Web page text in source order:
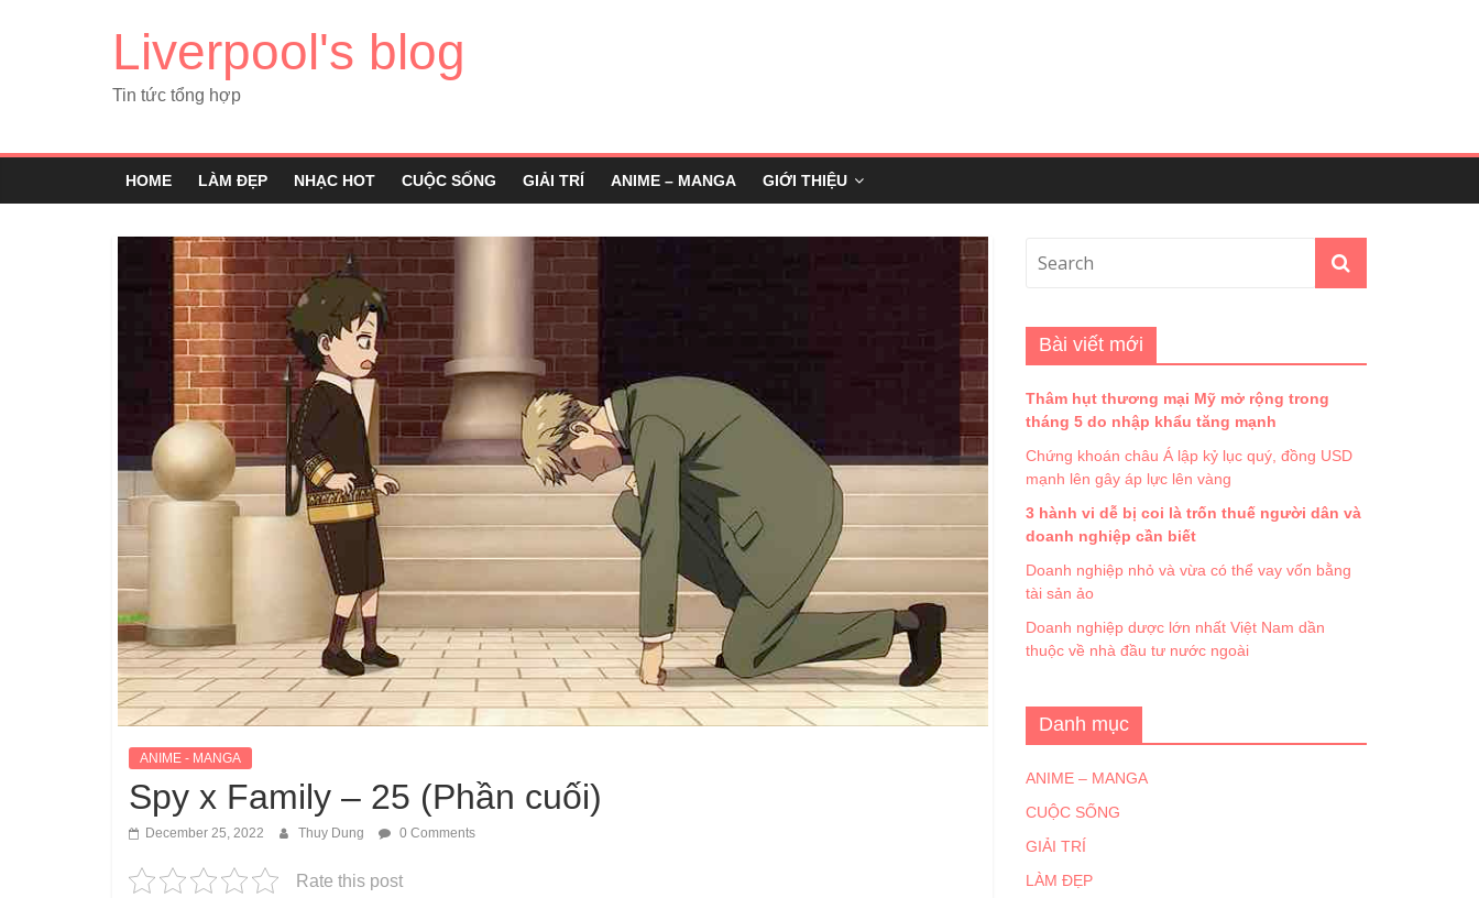
Liverpool's blog
Tin tức tổng hợp
HOME LÀM ĐẸP NHẠC HOT CUỘC SỐNG GIẢI TRÍ ANIME – MANGA GIỚI THIỆU
ANIME - MANGA
Spy x Family – 25 (Phần cuối)
December 25, 2022 Thuy Dung 0 Comments
Rate this post
Bài viết mới
Thâm hụt thương mại Mỹ mở rộng trong
tháng 5 do nhập khẩu tăng mạnh
Chứng khoán châu Á lập kỷ lục quý, đồng USD
mạnh lên gây áp lực lên vàng
3 hành vi dễ bị coi là trốn thuế người dân và
doanh nghiệp cần biết
Doanh nghiệp nhỏ và vừa có thể vay vốn bằng
tài sản ảo
Doanh nghiệp dược lớn nhất Việt Nam dần
thuộc về nhà đầu tư nước ngoài
Danh mục
ANIME – MANGA
CUỘC SỐNG
GIẢI TRÍ
LÀM ĐẸP